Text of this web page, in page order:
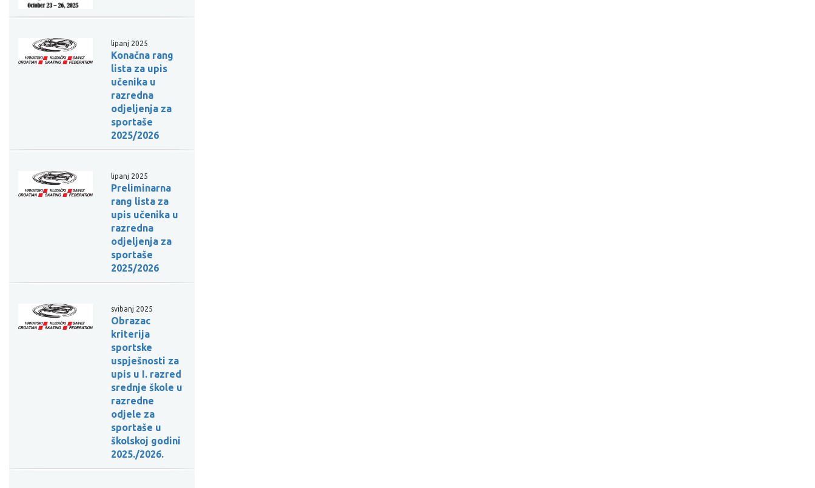
lipanj 2025
Konačna rang
lista za upis
učenika u
razredna
odjeljenja za
sportaše
2025/2026
lipanj 2025
Preliminarna
rang lista za
upis učenika u
razredna
odjeljenja za
sportaše
2025/2026
svibanj 2025
Obrazac
kriterija
sportske
uspješnosti za
upis u I. razred
srednje škole u
razredne
odjele za
sportaše u
školskoj godini
2025./2026.